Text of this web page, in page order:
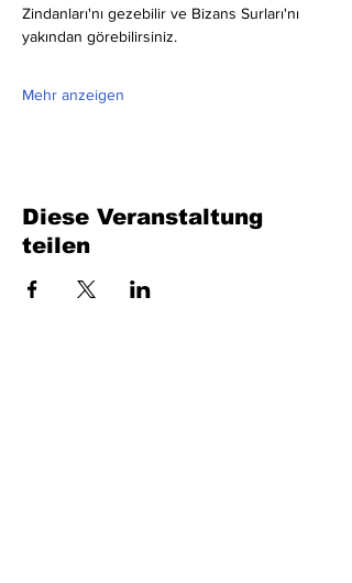
Zindanları'nı gezebilir ve Bizans Surları'nı
yakından görebilirsiniz.
Mehr anzeigen
Diese Veranstaltung
teilen